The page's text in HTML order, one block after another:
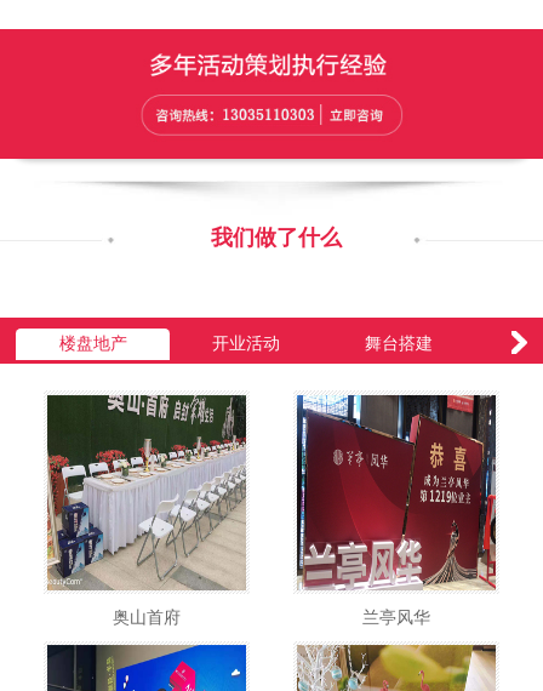
我们做了什么
楼盘地产 开业活动 舞台搭建
奥山首府 兰亭风华